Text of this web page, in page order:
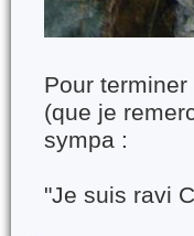
Pour
(que je
sympa :
"Je suis ravi